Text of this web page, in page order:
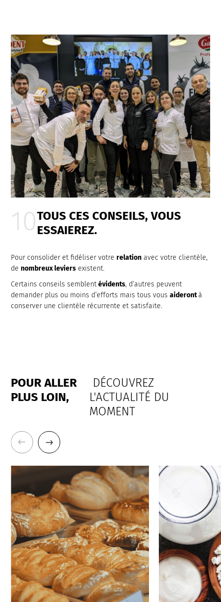
TOUS CES CONSEILS, VOUS
ESSAIEREZ.
Pour consolider et fidéliser votrerelation avec votre clientèle,
denombreux leviers existent.
Certains conseils semblentévidents, d’autres peuvent
demander plus ou moins d’efforts mais tous vousaiderontà
conserver une clientèle récurrente et satisfaite.
POUR ALLER
PLUS LOIN,
DÉCOUVREZ
L'ACTUALITÉ DU
MOMENT